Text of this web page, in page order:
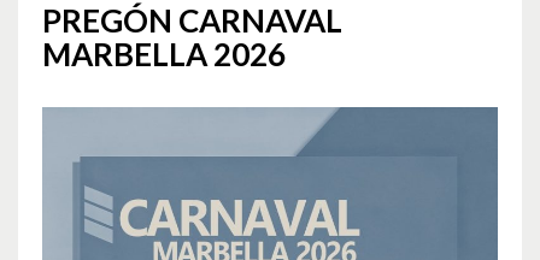
PREGÓN CARNAVAL
MARBELLA 2026